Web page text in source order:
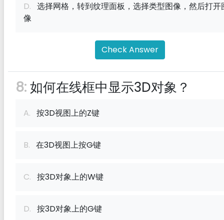
D. 选择网格，转到纹理面板，选择类型图像，然后打开
像
Check Answer
8:如何在线框中显示3D对象？
A. 按3D视图上的Z键
B. 在3D视图上按G键
C. 按3D对象上的W键
D. 按3D对象上的G键